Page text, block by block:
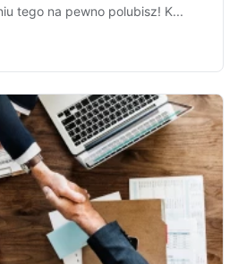
tego na pewno polubisz! K...